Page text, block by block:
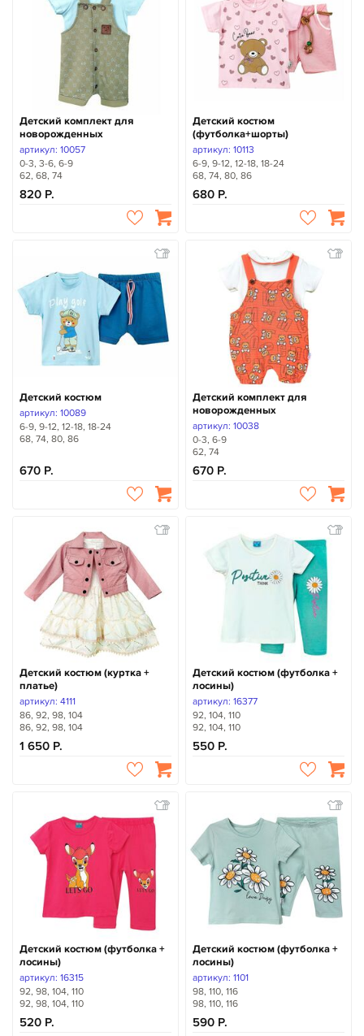
Детский комплект для
новорожденных
артикул: 10057
0-3, 3-6, 6-9
62, 68, 74
820
Детский костюм
(футболка+шорты)
артикул: 10113
6-9, 9-12, 12-18, 18-24
68, 74, 80, 86
680
Детский костюм
артикул: 10089
6-9, 9-12, 12-18, 18-24
68, 74, 80, 86
670
Детский комплект для
новорожденных
артикул: 10038
0-3, 6-9
62, 74
670
Детский костюм (куртка +
платье)
артикул: 4111
86, 92, 98, 104
86, 92, 98, 104
1 650
Детский костюм (футболка +
лосины)
артикул: 16377
92, 104, 110
92, 104, 110
550
Детский костюм (футболка +
лосины)
артикул: 16315
92, 98, 104, 110
92, 98, 104, 110
520
Детский костюм (футболка +
лосины)
артикул: 1101
98, 110, 116
98, 110, 116
590